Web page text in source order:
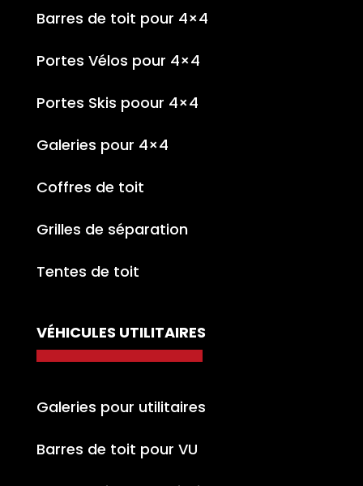
Barres de toit pour 4×4
Portes Vélos pour 4×4
Portes Skis poour 4×4
Galeries pour 4×4
Coffres de toit
Grilles de séparation
Tentes de toit
VÉHICULES UTILITAIRES
Galeries pour utilitaires
Barres de toit pour VU